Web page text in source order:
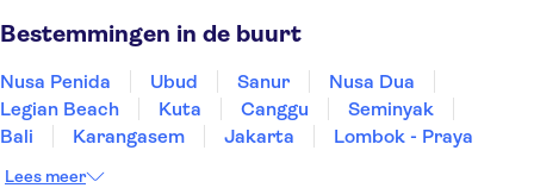
Bestemmingen in de buurt
Nusa Penida Ubud Sanur
Nusa Dua
Legian Beach
Kuta Canggu
Seminyak
Bali
Karangasem Jakarta Lombok - Praya
Lees meer